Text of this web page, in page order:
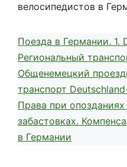
велосипедистов в
Поезда в Германии. 1.
Региональный
Общенемецкий
транспорт
Права при
забастовках.
в Германии